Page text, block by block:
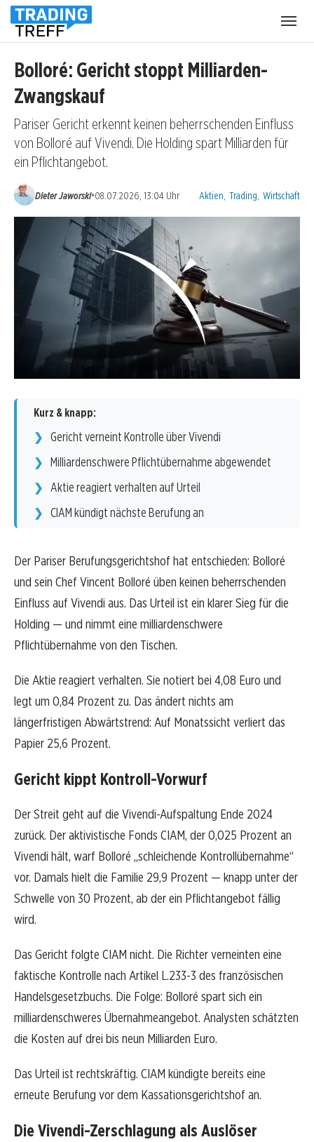
Bolloré: Gericht stoppt Milliarden-
Zwangskauf
Pariser Gericht erkennt keinen beherrschenden Einfluss
von Bolloré auf Vivendi. Die Holding spart Milliarden für
ein Pflichtangebot.
Dieter Jaworski•08.07.2026, 13:04 Uhr Kategorien:
Aktien Trading Wirtschaft
Kurz & knapp:
Gericht verneint Kontrolle über Vivendi
Milliardenschwere Pflichtübernahme abgewendet
Aktie reagiert verhalten auf Urteil
CIAM kündigt nächste Berufung an
Der Pariser Berufungsgerichtshof hat entschieden: Bolloré
und sein Chef Vincent Bolloré üben keinen beherrschenden
Einfluss auf Vivendi aus. Das Urteil ist ein klarer Sieg für die
Holding — und nimmt eine milliardenschwere
Pflichtübernahme von den Tischen.
Die Aktie reagiert verhalten. Sie notiert bei 4,08 Euro und
legt um 0,84 Prozent zu. Das ändert nichts am
längerfristigen Abwärtstrend: Auf Monatssicht verliert das
Papier 25,6 Prozent.
Gericht kippt Kontroll-Vorwurf
Der Streit geht auf die Vivendi-Aufspaltung Ende 2024
zurück. Der aktivistische Fonds CIAM, der 0,025 Prozent an
Vivendi hält, warf Bolloré „schleichende Kontrollübernahme“
vor. Damals hielt die Familie 29,9 Prozent — knapp unter der
Schwelle von 30 Prozent, ab der ein Pflichtangebot fällig
wird.
Das Gericht folgte CIAM nicht. Die Richter verneinten eine
faktische Kontrolle nach Artikel L.233-3 des französischen
Handelsgesetzbuchs. Die Folge: Bolloré spart sich ein
milliardenschweres Übernahmeangebot. Analysten schätzten
die Kosten auf drei bis neun Milliarden Euro.
Das Urteil ist rechtskräftig. CIAM kündigte bereits eine
erneute Berufung vor dem Kassationsgerichtshof an.
Die Vivendi-Zerschlagung als Auslöser